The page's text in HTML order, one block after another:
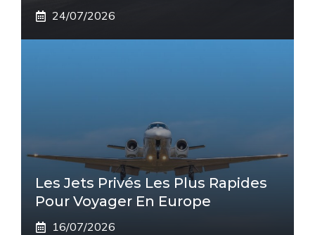
24/07/2026
Les Jets Privés Les Plus Rapides
Pour Voyager En Europe
16/07/2026